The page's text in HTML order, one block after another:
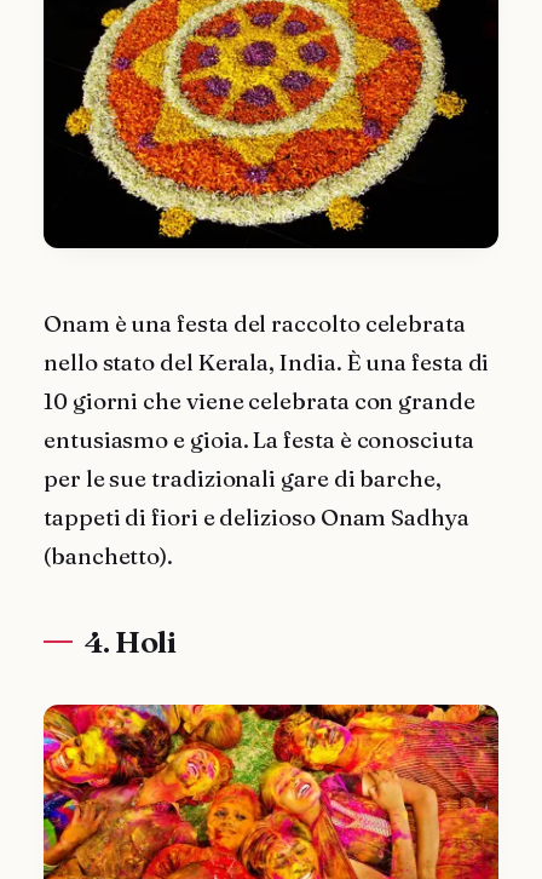
Onam è una festa del raccolto celebrata
nello stato del Kerala, India. È una festa di
10 giorni che viene celebrata con grande
entusiasmo e gioia. La festa è conosciuta
per le sue tradizionali gare di barche,
tappeti di fiori e delizioso Onam Sadhya
(banchetto).
4. Holi